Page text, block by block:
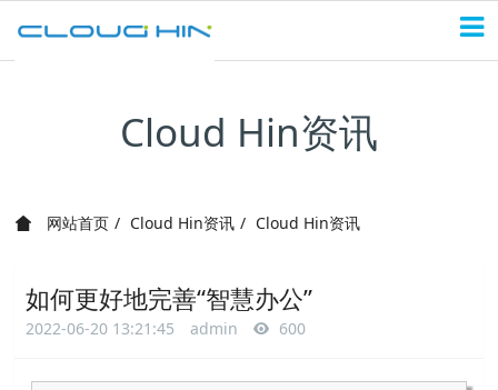
Cloud Hin资讯
网站首页 Cloud Hin资讯 Cloud Hin资讯
如何更好地完善“智慧办公”
2022-06-20 13:21:45 admin 600